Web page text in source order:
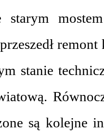
starym
stanie
są kolejne